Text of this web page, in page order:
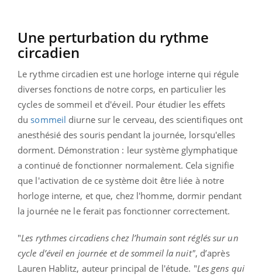
Une perturbation du rythme
circadien
Le rythme circadien est une horloge interne qui régule
diverses fonctions de notre corps, en particulier les
cycles de sommeil et d'éveil. Pour étudier les effets
dusommeil diurne sur le cerveau, des scientifiques ont
anesthésié des souris pendant la journée, lorsqu'elles
dorment. Démonstration : leur système glymphatique
a continué de fonctionner normalement. Cela signifie
que l'activation de ce système doit être liée à notre
horloge interne, et que, chez l'homme, dormir pendant
la journée ne le ferait pas fonctionner correctement.
"Les rythmes circadiens chez l’humain sont réglés sur un
cycle d’éveil en journée et de sommeil la nuit", d’après
Lauren Hablitz, auteur principal de l'étude. "Les gens qui